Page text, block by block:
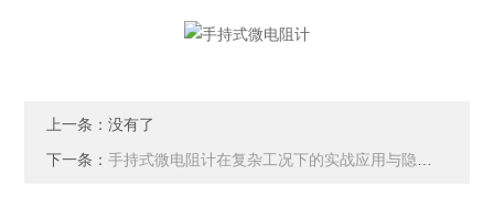
上一条：没有了
下一条：手持式微电阻计在复杂工况下的实战应用与隐患排查